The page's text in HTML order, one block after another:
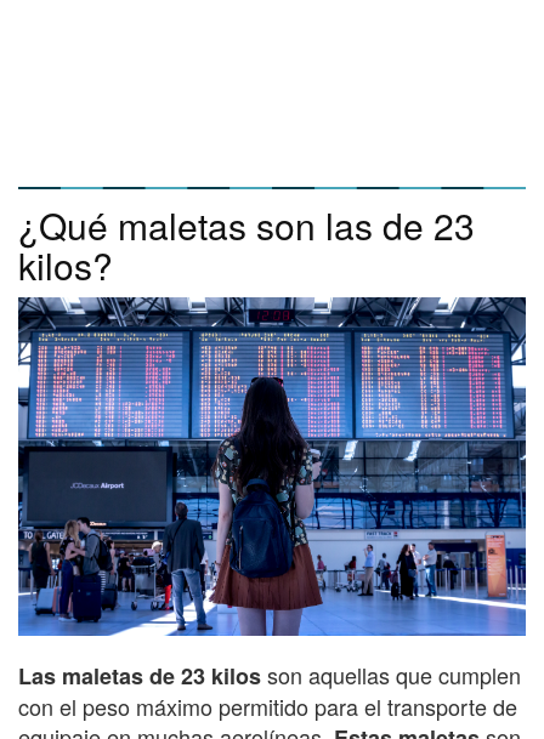
¿Qué maletas son las de 23
kilos?
Las maletas de 23 kilosson aquellas que cumplen
con el peso máximo permitido para el transporte de